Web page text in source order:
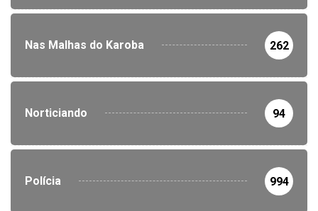
Nas Malhas do Karoba 262
Norticiando 94
Polícia 994